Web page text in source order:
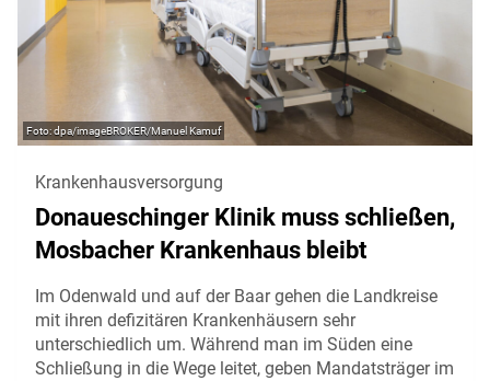
dpa/imageBROKER/Manuel Kamuf
Krankenhausversorgung
Donaueschinger Klinik muss schließen,
Mosbacher Krankenhaus bleibt
Im Odenwald und auf der Baar gehen die Landkreise
mit ihren defizitären Krankenhäusern sehr
unterschiedlich um. Während man im Süden eine
Schließung in die Wege leitet, geben Mandatsträger im